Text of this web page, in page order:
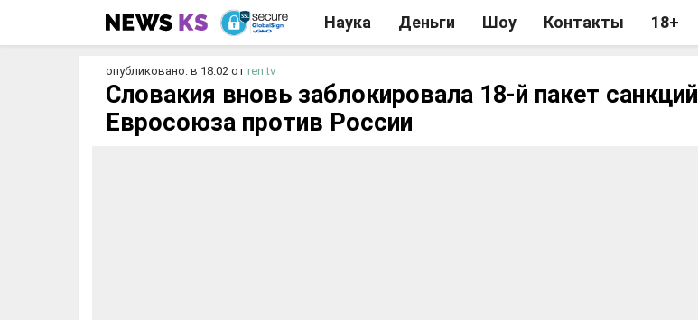
Наука Деньги Шоу Контакты 18+
опубликовано: в 18:02 от ren.tv
Словакия вновь заблокировала 18-й пакет санкций
Евросоюза против России